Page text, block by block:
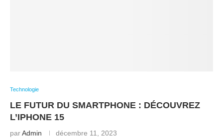
Technologie
LE FUTUR DU SMARTPHONE : DÉCOUVREZ
L’IPHONE 15
parAdmin décembre 11, 2023